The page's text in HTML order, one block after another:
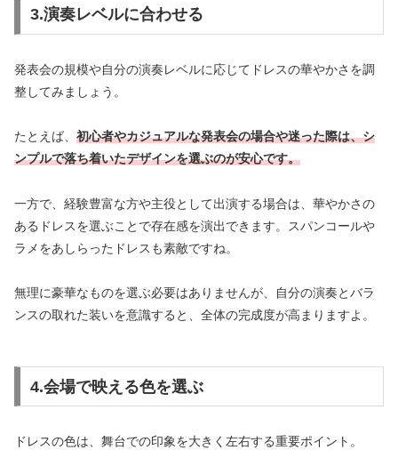
3.演奏レベルに合わせる
発表会の規模や自分の演奏レベルに応じてドレスの華やかさを調
整してみましょう。
たとえば、 初心者やカジュアルな発表会の場合や迷った際は、シ
ンプルで落ち着いたデザインを選ぶのが安心です。
一方で、経験豊富な方や主役として出演する場合は、華やかさの
あるドレスを選ぶことで存在感を演出できます。スパンコールや
ラメをあしらったドレスも素敵ですね。
無理に豪華なものを選ぶ必要はありませんが、自分の演奏とバラ
ンスの取れた装いを意識すると、全体の完成度が高まりますよ。
4.会場で映える色を選ぶ
ドレスの色は、舞台での印象を大きく左右する重要ポイント。